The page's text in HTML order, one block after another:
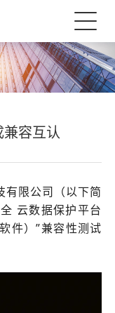
容互认
有限公司（以下简
云数据保护平台
件）”兼容性测试